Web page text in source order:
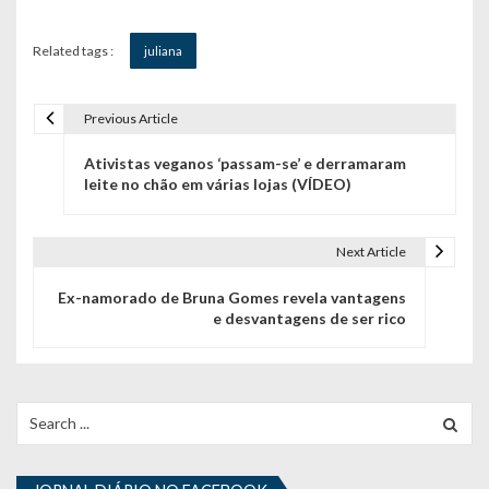
Related tags : juliana
ã
o
Previous Article
Ativistas veganos ‘passam-se’ e derramaram
leite no chão em várias lojas (VÍDEO)
Next Article
Ex-namorado de Bruna Gomes revela vantagens
e desvantagens de ser rico
for: